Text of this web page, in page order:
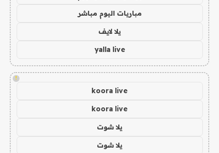
مباريات اليوم مباشر
يلا لايف
yalla live
!
koora live
koora live
يلا شوت
يلا شوت